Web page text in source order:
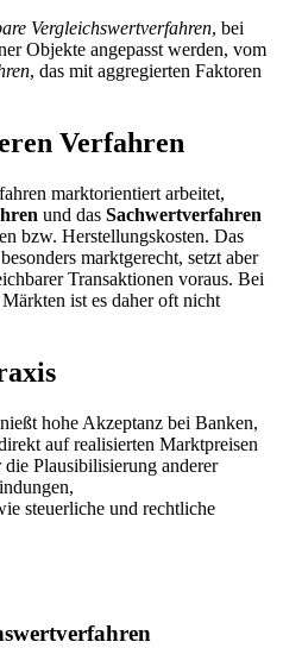
Vergleichswertverfahren, bei
Objekte angepasst werden, vom
, das mit aggregierten Faktoren
Verfahren
marktorientiert arbeitet,
und das Sachwertverfahren
bzw. Herstellungskosten. Das
marktgerecht, setzt aber
Transaktionen voraus. Bei
ist es daher oft nicht
hohe Akzeptanz bei Banken,
auf realisierten Marktpreisen
Plausibilisierung anderer
steuerliche und rechtliche